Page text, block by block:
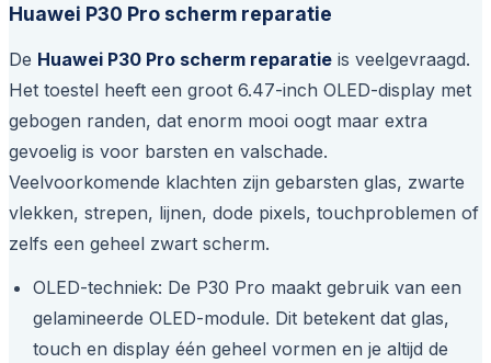
Huawei P30 Pro scherm reparatie
De Huawei P30 Pro scherm reparatie is veelgevraagd.
Het toestel heeft een groot 6.47-inch OLED-display met
gebogen randen, dat enorm mooi oogt maar extra
gevoelig is voor barsten en valschade.
Veelvoorkomende klachten zijn gebarsten glas, zwarte
vlekken, strepen, lijnen, dode pixels, touchproblemen of
zelfs een geheel zwart scherm.
OLED-techniek: De P30 Pro maakt gebruik van een
gelamineerde OLED-module. Dit betekent dat glas,
touch en display één geheel vormen en je altijd de